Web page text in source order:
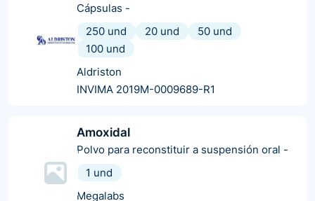
Cápsulas -
250 und
20 und
50 und
100 und
Aldriston
INVIMA 2019M-0009689-R1
Amoxidal
Polvo para reconstituir a suspensión oral -
1 und
Megalabs